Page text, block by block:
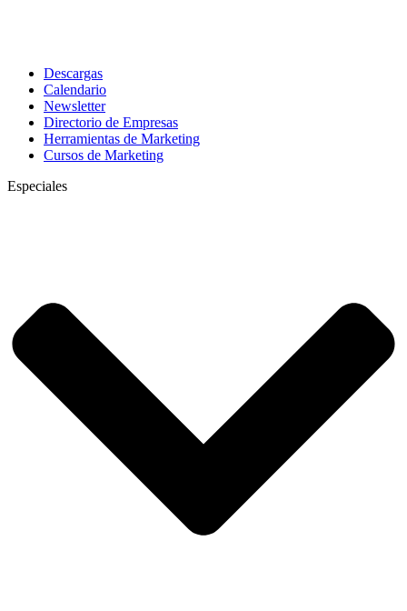
Descargas
Calendario
Newsletter
Directorio de Empresas
Herramientas de Marketing
Cursos de Marketing
Especiales